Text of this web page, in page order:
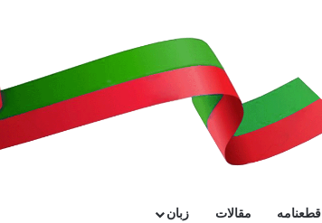
قطعنامه مقالات زبان